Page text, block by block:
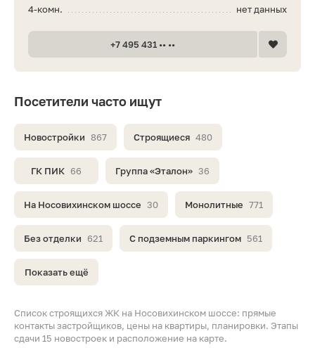
Список строящихся ЖК на Носовихинском шоссе: прямые
контакты застройщиков, цены на квартиры, планировки. Этапы
сдачи 15 новостроек и расположение на карте.
Посетители часто ищут
Новостройки 867 Строящиеся 480
ГК ПИК 66 Группа «Эталон» 36
На Носовихинском шоссе 30 Монолитные 771
Без отделки 621 С подземным паркингом 561
Показать ещё
нет данных
4-комн.
+7 495 431 •• ••